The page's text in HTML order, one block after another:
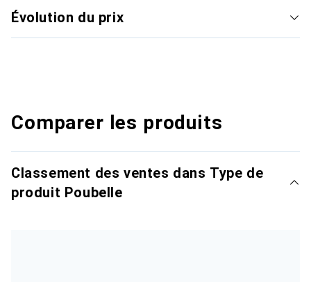
Évolution du prix
Comparer les produits
Classement des ventes dans Type de
produit Poubelle